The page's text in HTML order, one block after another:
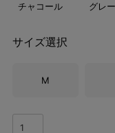
チャコール グレー
サイズ選択
M